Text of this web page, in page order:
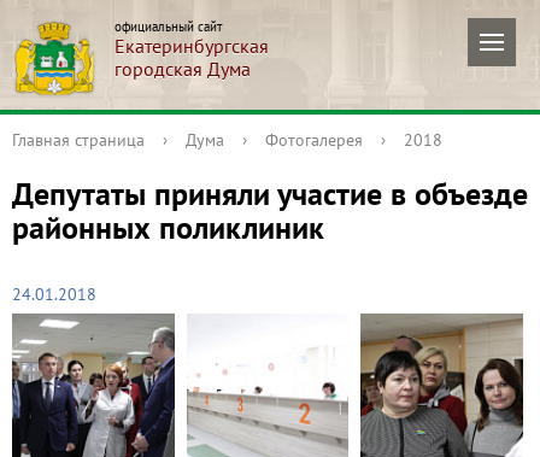
официальный сайт
Екатеринбургская
городская Дума
Главная страница › Дума › Фотогалерея › 2018
Депутаты приняли участие в объезде
районных поликлиник
24.01.2018